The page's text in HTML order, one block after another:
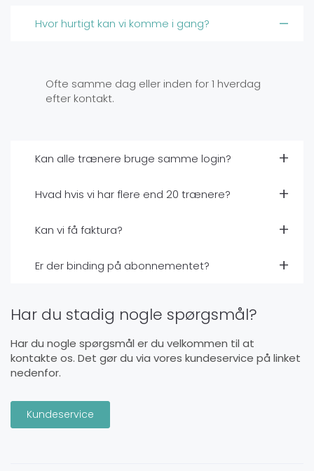
Hvor hurtigt kan vi komme i gang?
Ofte samme dag eller inden for 1 hverdag
efter kontakt.
Kan alle trænere bruge samme login?
Hvad hvis vi har flere end 20 trænere?
Kan vi få faktura?
Er der binding på abonnementet?
Har du stadig nogle spørgsmål?
Har du nogle spørgsmål er du velkommen til at
kontakte os. Det gør du via vores kundeservice på linket
nedenfor.
Kundeservice